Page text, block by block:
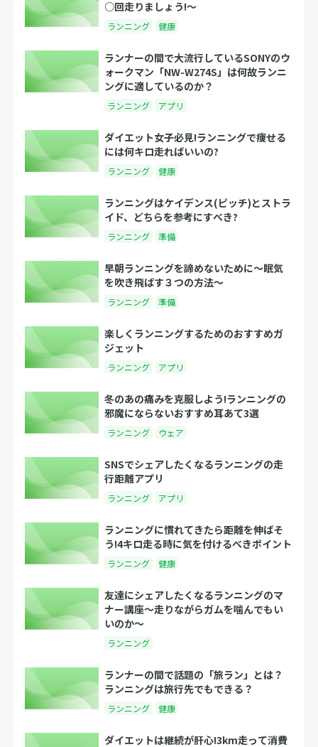
○回走りましょう!～
ランニング 健康
ランナーの間で大流行しているSONYのウ
ォークマン「NW-W274S」は何故ランニ
ングに適しているのか？
ランニング アプリ
ダイエット女子必見!ランニングで痩せる
には何キロ走ればいいの?
ランニング 健康
ランニングはケイデンス(ピッチ)とストラ
イド、どちらを参考にすべき?
ランニング 準備
早朝ランニングを諦めないために〜眠気
を吹き飛ばす３つの方法〜
ランニング 準備
楽しくランニングするためのおすすめガ
ジェット
ランニング アプリ
冬のあの痛みを克服しよう!ランニングの
邪魔にならないおすすめ耳あて3選
ランニング ウェア
SNSでシェアしたくなるランニングの走
行距離アプリ
ランニング アプリ
ランニングに慣れてきたら距離を伸ばそ
う!4キロ走る時に気を付けるべきポイント
ランニング 健康
友達にシェアしたくなるランニングのマ
ナー講座〜走りながらガムを噛んでもい
いのか〜
ランニング
ランナーの間で話題の「旅ラン」とは？
ランニングは旅行先でもできる？
ランニング 健康
ダイエットは継続が肝心!3km走って消費